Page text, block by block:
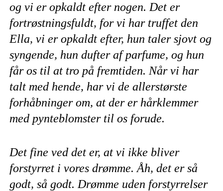
og vi er opkaldt efter nogen. Det er
fortrøstningsfuldt, for vi har truffet den
Ella, vi er opkaldt efter, hun taler sjovt og
syngende, hun dufter af parfume, og hun
får os til at tro på fremtiden. Når vi har
talt med hende, har vi de allerstørste
forhåbninger om, at der er hårklemmer
med pynteblomster til os forude.
Det fine ved det er, at vi ikke bliver
forstyrret i vores drømme. Åh, det er så
godt, så godt. Drømme uden forstyrrelser